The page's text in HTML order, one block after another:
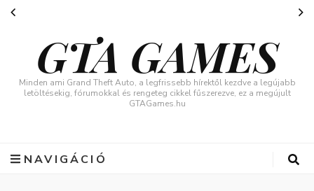
GTA GAMES
Minden ami Grand Theft Auto, a legfrissebb hírektől kezdve a legújabb
letöltésekig, fórumokkal és rengeteg cikkel fűszerezve, ez a megújult
GTAGames.hu
NAVIGÁCIÓ